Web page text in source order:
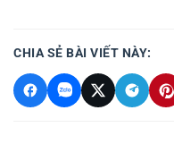
CHIA SẺ BÀI VIẾT NÀY: